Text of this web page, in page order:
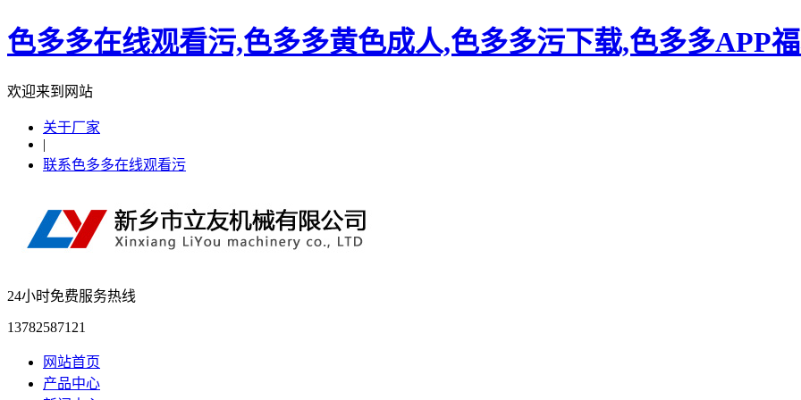
色多多在线观看污,色多多黄色成人,色多多污下载,色多多APP
欢迎来到网站
关于厂家
|
联系色多多在线观看污
24小时免费服务热线
13782587121
网站首页
产品中心